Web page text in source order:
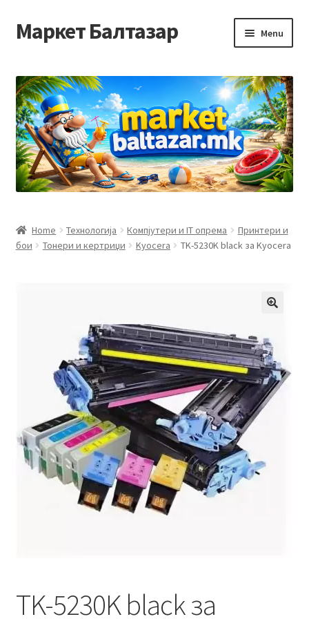
Skip
to
Skip
to
Маркет Балтазар Menu
Checkout
Homepage
Privacy Policy
Контакт
Мој профил
Рекламации и замена на производ
Сите производи
Услови за користење
Home Технологија Компјутери и IT опрема
Принтери и
бои
Тонери и кертриџи Kyocera TK-5230K black за Kyocera
TK-5230K black за